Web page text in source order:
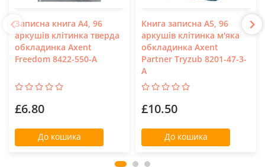
Записна книга А4, 96
аркушів клітинка тверда
обкладинка Axent
Freedom 8422-550-A
£6.80
До кошика
Книга записна А5, 96
аркушів клітинка м'яка
обкладинка Axent
Partner Tryzub 8201-47-3-
A
£10.50
До кошика